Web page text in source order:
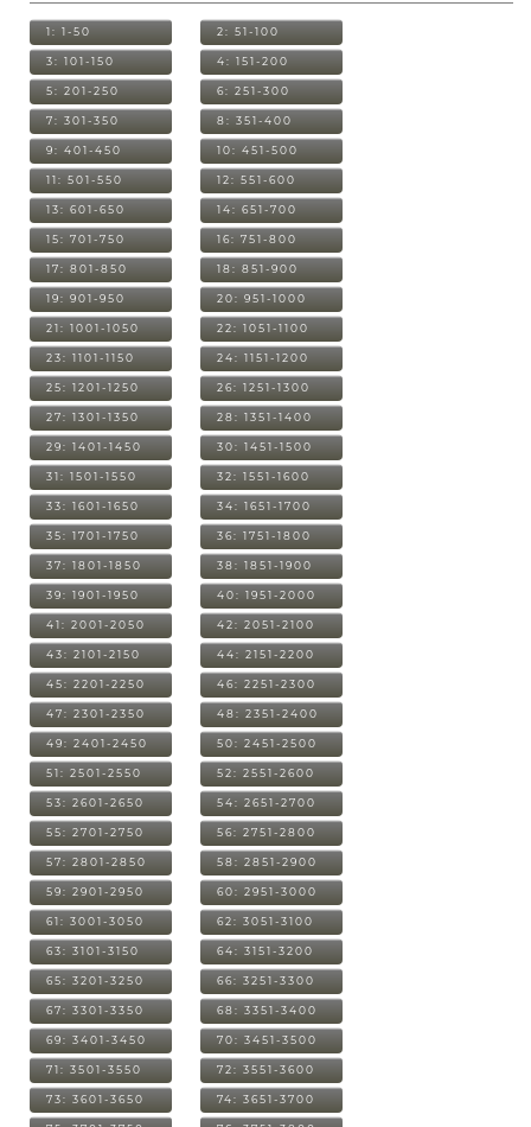
1: 1-50 2: 51-100
3: 101-150 4: 151-200
5: 201-250 6: 251-300
7: 301-350 8: 351-400
9: 401-450 10: 451-500
11: 501-550 12: 551-600
13: 601-650 14: 651-700
15: 701-750 16: 751-800
17: 801-850 18: 851-900
19: 901-950 20: 951-1000
21: 1001-1050 22: 1051-1100
23: 1101-1150 24: 1151-1200
25: 1201-1250 26: 1251-1300
27: 1301-1350 28: 1351-1400
29: 1401-1450 30: 1451-1500
31: 1501-1550 32: 1551-1600
33: 1601-1650 34: 1651-1700
35: 1701-1750 36: 1751-1800
37: 1801-1850 38: 1851-1900
39: 1901-1950 40: 1951-2000
41: 2001-2050 42: 2051-2100
43: 2101-2150 44: 2151-2200
45: 2201-2250 46: 2251-2300
47: 2301-2350 48: 2351-2400
49: 2401-2450 50: 2451-2500
51: 2501-2550 52: 2551-2600
53: 2601-2650 54: 2651-2700
55: 2701-2750 56: 2751-2800
57: 2801-2850 58: 2851-2900
59: 2901-2950 60: 2951-3000
61: 3001-3050 62: 3051-3100
63: 3101-3150 64: 3151-3200
65: 3201-3250 66: 3251-3300
67: 3301-3350 68: 3351-3400
69: 3401-3450 70: 3451-3500
71: 3501-3550 72: 3551-3600
73: 3601-3650 74: 3651-3700